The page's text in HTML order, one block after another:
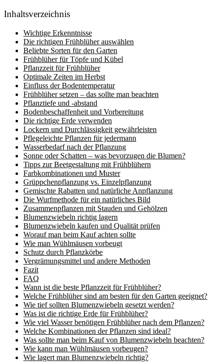
Inhaltsverzeichnis
Wichtige Erkenntnisse
Die richtigen Frühblüher auswählen
Beliebte Sorten für den Garten
Frühblüher für Töpfe und Kübel
Pflanzzeit für Frühblüher
Optimale Zeiten im Herbst
Einfluss der Bodentemperatur
Frühblüher setzen – das sollte man beachten
Pflanztiefe und -abstand
Bodenbeschaffenheit und Vorbereitung
Die richtige Erde verwenden
Lockern und Durchlässigkeit gewährleisten
Pflegeleichte Pflanzen für jedermann
Wasserbedarf nach der Pflanzung
Sonne oder Schatten – was bevorzugen die Blumen?
Tipps zur Beetgestaltung mit Frühblühern
Farbkombinationen und Muster
Grüppchenpflanzung vs. Einzelpflanzung
Gemischte Rabatten und natürliche Anpflanzung
Die Wurfmethode für ein natürliches Bild
Zusammenpflanzen mit Stauden und Gehölzen
Blumenzwiebeln richtig lagern
Blumenzwiebeln kaufen und Qualität prüfen
Worauf man beim Kauf achten sollte
Wie man Wühlmäusen vorbeugt
Schutz durch Pflanzkörbe
Vergrämungsmittel und andere Methoden
Fazit
FAQ
Wann ist die beste Pflanzzeit für Frühblüher?
Welche Frühblüher sind am besten für den Garten geeignet?
Wie tief sollten Blumenzwiebeln gesetzt werden?
Was ist die richtige Erde für Frühblüher?
Wie viel Wasser benötigen Frühblüher nach dem Pflanzen?
Welche Kombinationen der Pflanzen sind ideal?
Was sollte man beim Kauf von Blumenzwiebeln beachten?
Wie kann man Wühlmäusen vorbeugen?
Wie lagert man Blumenzwiebeln richtig?